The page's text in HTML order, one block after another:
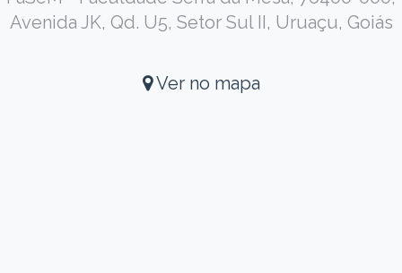
Avenida JK, Qd. U5, Setor Sul II, Uruaçu, Goiás
Ver no mapa